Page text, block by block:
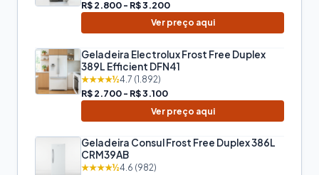
R$ 2.800 - R$ 3.200
Ver preço aqui
Geladeira Electrolux Frost Free Duplex
389L Efficient DFN41
★★★★½4.7 (1.892)
R$ 2.700 - R$ 3.100
Ver preço aqui
Geladeira Consul Frost Free Duplex 386L
CRM39AB
★★★★½4.6 (982)